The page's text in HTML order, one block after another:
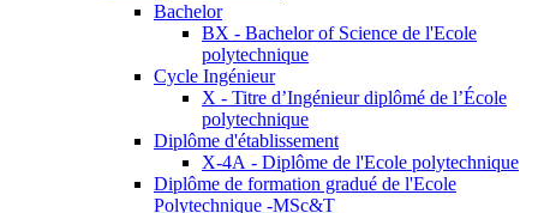
Bachelor
BX - Bachelor of Science de l'Ecole
polytechnique
Cycle Ingénieur
X - Titre d’Ingénieur diplômé de l’École
polytechnique
Diplôme d'établissement
X-4A - Diplôme de l'Ecole polytechnique
Diplôme de formation gradué de l'Ecole
Polytechnique -MSc&T